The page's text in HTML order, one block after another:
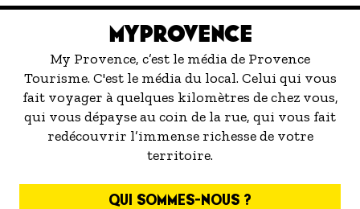
servir la meilleure...
MYPROVENCE
My Provence, c’est le média de Provence
Tourisme. C'est le média du local. Celui qui vous
fait voyager à quelques kilomètres de chez vous,
qui vous dépayse au coin de la rue, qui vous fait
redécouvrir l’immense richesse de votre
territoire.
QUI SOMMES-NOUS ?